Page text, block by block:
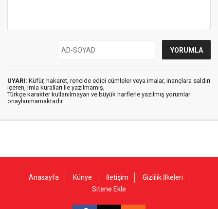
UYARI: Küfür, hakaret, rencide edici cümleler veya imalar, inançlara saldırı
içeren, imla kuralları ile yazılmamış,
Türkçe karakter kullanılmayan ve büyük harflerle yazılmış yorumlar
onaylanmamaktadır.
Anasayfa Künye İletişim
Gizlilik İlkeleri
Sitene Ekle